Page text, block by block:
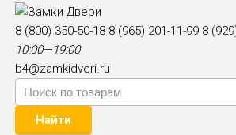
8 (800) 350-50-18 8 (965) 201-11-99 8
10:00—19:00
b4@zamkidveri.ru
Найти